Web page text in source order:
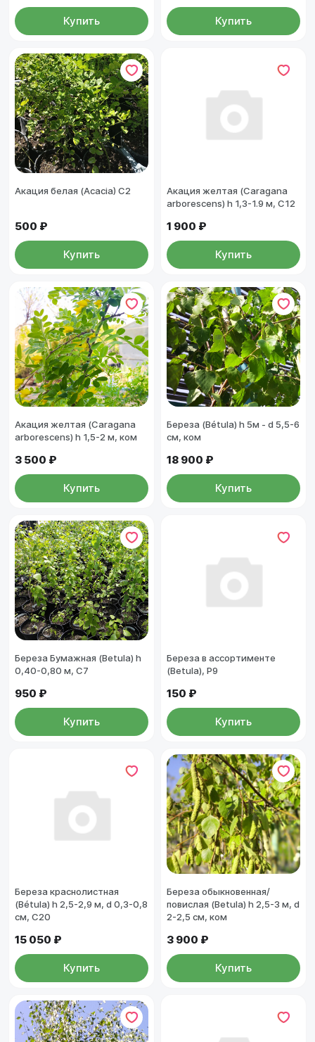
Купить Купить
Акация белая (Acacia) С2
500 ₽
Купить
Акация желтая (Caragana
arborescens) h 1,3-1.9 м, С12
1 900 ₽
Купить
Акация желтая (Caragana
arborescens) h 1,5-2 м, ком
3 500 ₽
Купить
Береза (Bétula) h 5м - d 5,5-6
см, ком
18 900 ₽
Купить
Береза Бумажная (Betula) h
0,40-0,80 м, С7
950 ₽
Купить
Береза в ассортименте
(Betula), Р9
150 ₽
Купить
Береза краснолистная
(Bétula) h 2,5-2,9 м, d 0,3-0,8
см, С20
15 050 ₽
Купить
Береза обыкновенная/
повислая (Betula) h 2,5-3 м, d
2-2,5 см, ком
3 900 ₽
Купить